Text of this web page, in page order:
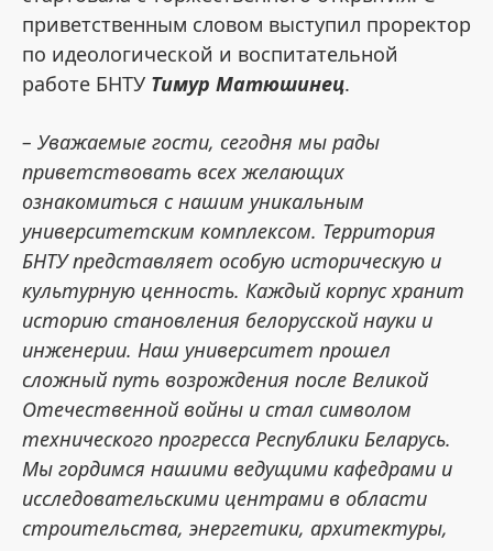
приветственным словом выступил проректор
по идеологической и воспитательной
работе БНТУ Тимур Матюшинец.
– Уважаемые гости, сегодня мы рады
приветствовать всех желающих
ознакомиться с нашим уникальным
университетским комплексом. Территория
БНТУ представляет особую историческую и
культурную ценность. Каждый корпус хранит
историю становления белорусской науки и
инженерии. Наш университет прошел
сложный путь возрождения после Великой
Отечественной войны и стал символом
технического прогресса Республики Беларусь.
Мы гордимся нашими ведущими кафедрами и
исследовательскими центрами в области
строительства, энергетики, архитектуры,